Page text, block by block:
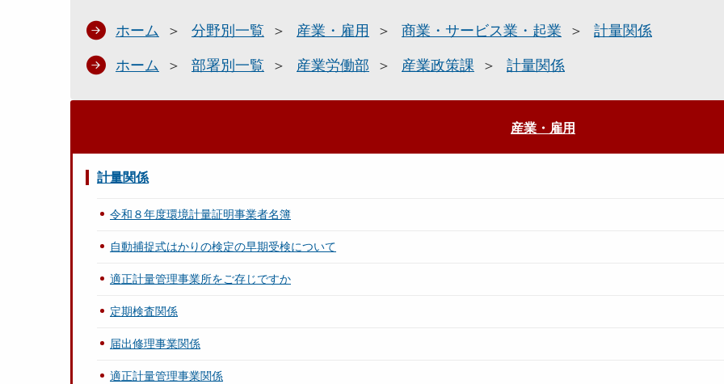
ホーム 分野別一覧 産業・雇用 商業・サービス業・起業 計量関係
ホーム 部署別一覧 産業労働部 産業政策課 計量関係
産業・雇用
計量関係
令和８年度環境計量証明事業者名簿
自動捕捉式はかりの検定の早期受検について
適正計量管理事業所をご存じですか
定期検査関係
届出修理事業関係
適正計量管理事業関係